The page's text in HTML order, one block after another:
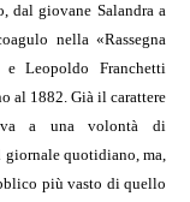
dal giovane Salandra a
nella «Rassegna
Leopoldo Franchetti
al 1882. Già il carattere
a una volontà di
quotidiano, ma,
più vasto di quello